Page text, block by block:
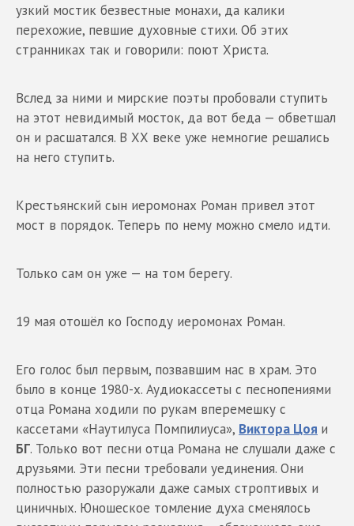
узкий мостик безвестные монахи, да калики
перехожие, певшие духовные стихи. Об этих
странниках так и говорили: поют Христа.
Вслед за ними и мирские поэты пробовали ступить
на этот невидимый мосток, да вот беда — обветшал
он и расшатался. В ХХ веке уже немногие решались
на него ступить.
Крестьянский сын иеромонах Роман привел этот
мост в порядок. Теперь по нему можно смело идти.
Только сам он уже — на том берегу.
19 мая отошёл ко Господу иеромонах Роман.
Его голос был первым, позвавшим нас в храм. Это
было в конце 1980-х. Аудиокассеты с песнопениями
отца Романа ходили по рукам вперемешку с
кассетами «Наутилуса Помпилиуса», Виктора Цоя и
БГ. Только вот песни отца Романа не слушали даже с
друзьями. Эти песни требовали уединения. Они
полностью разоружали даже самых строптивых и
циничных. Юношеское томление духа сменялось